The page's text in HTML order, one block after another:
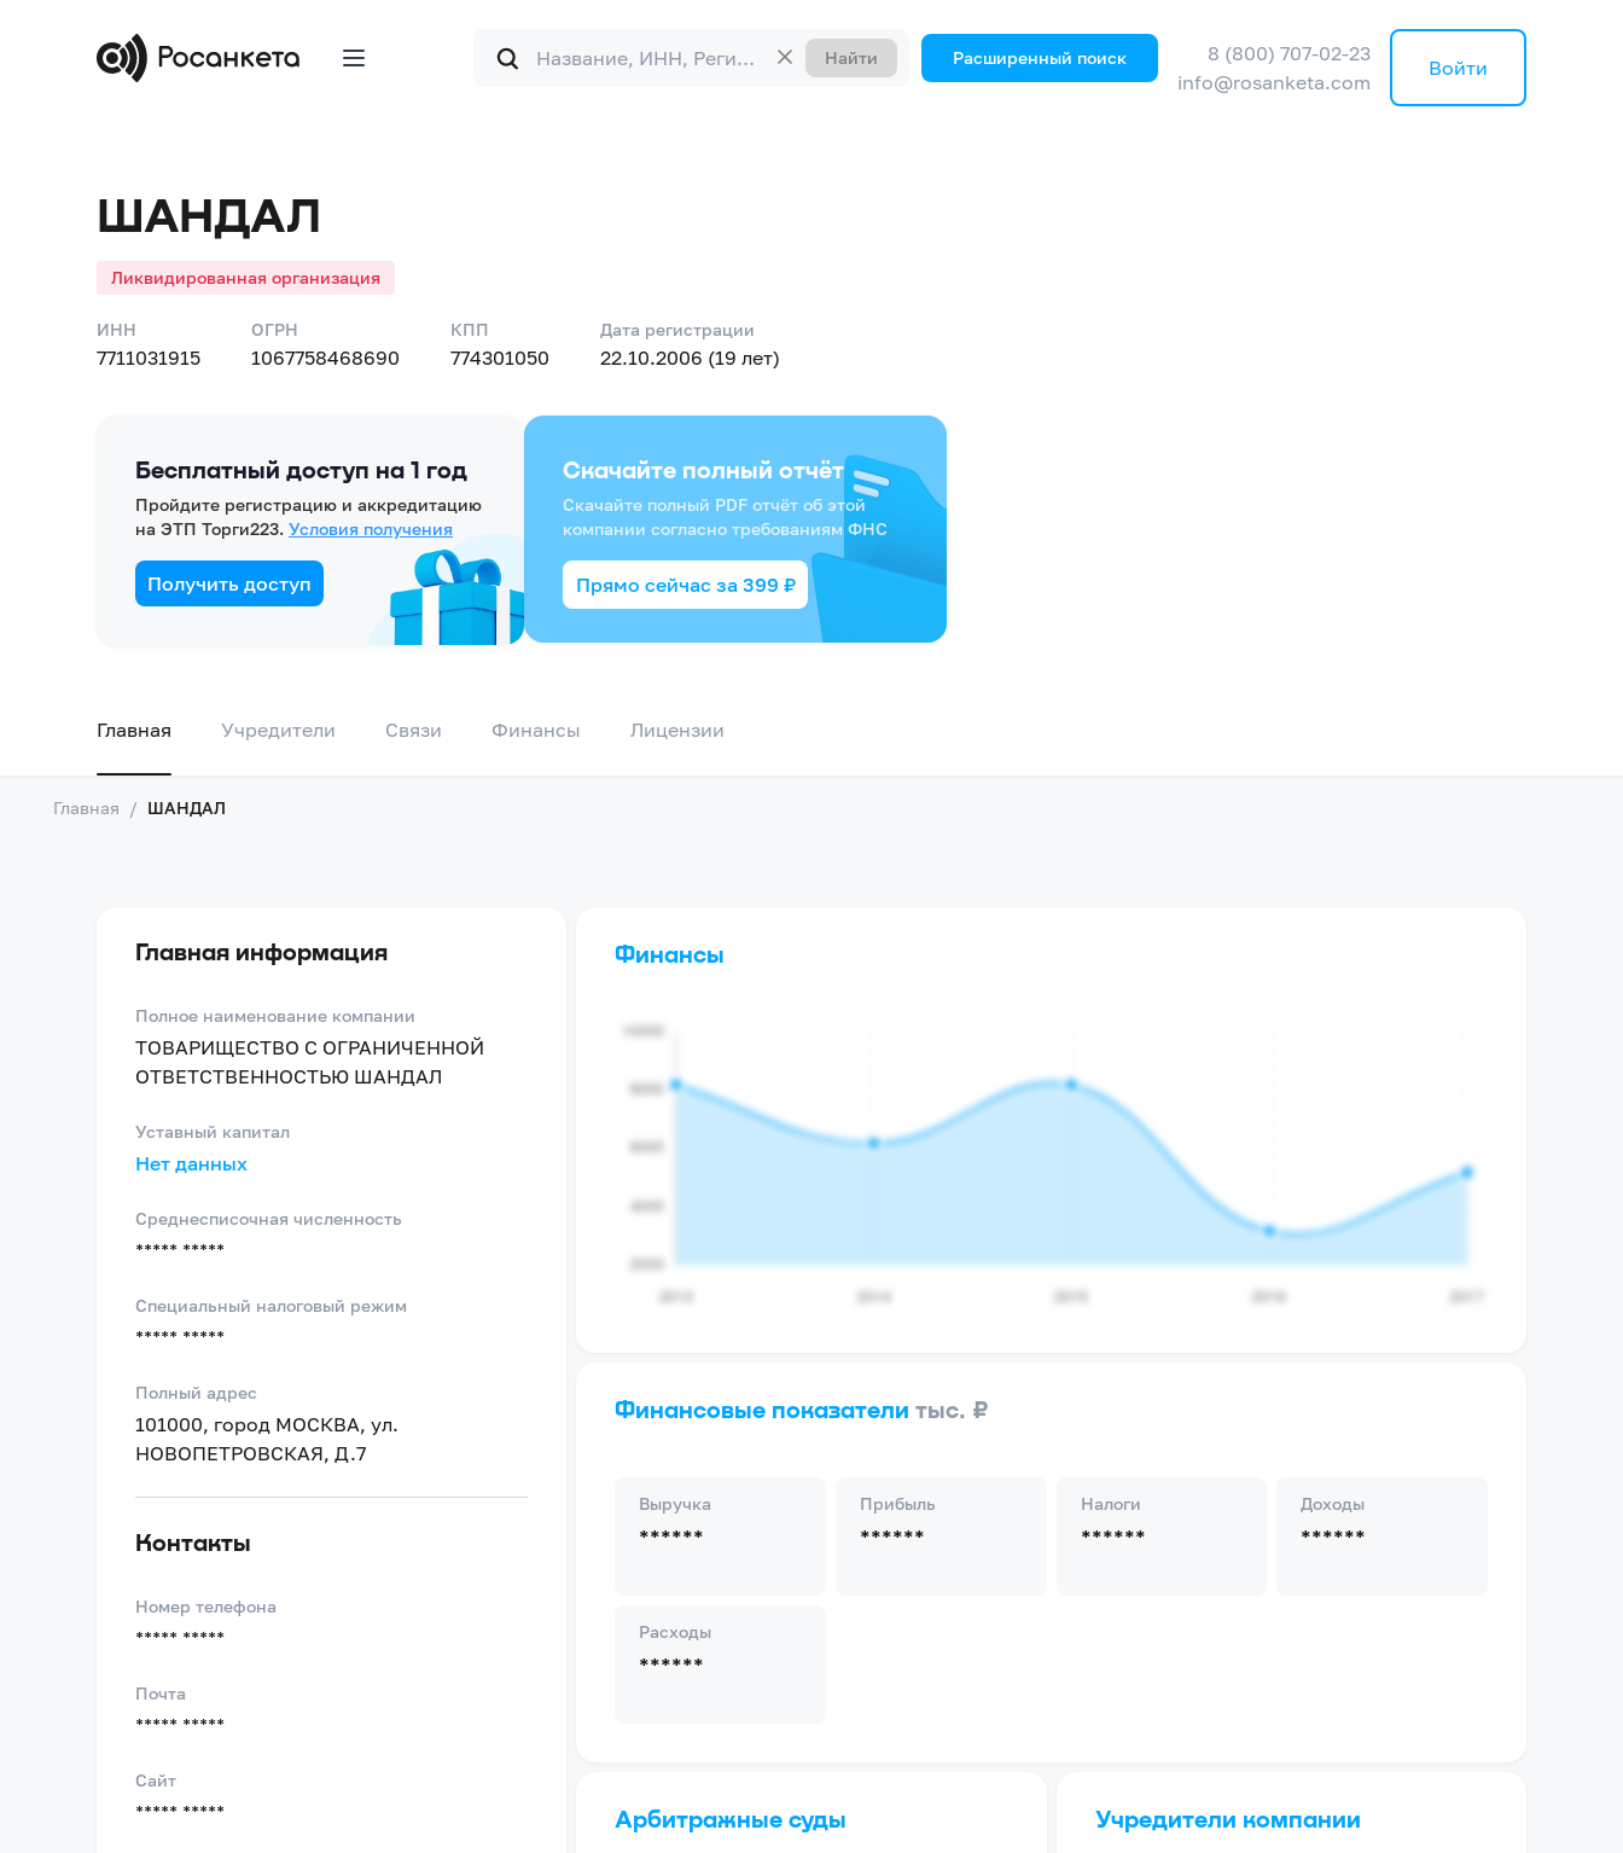
Форма
поиска
Найти Расширенный поиск
8 (800) 707-02-23
info@rosanketa.com
Войти
ШАНДАЛ
Ликвидированная организация
ИНН
7711031915
ОГРН
1067758468690
КПП
774301050
Дата регистрации
22.10.2006 (19 лет)
Бесплатный доступ на 1 год
Пройдите регистрацию и аккредитацию
на ЭТП Торги223. Условия получения
Получить доступ
Скачайте полный отчёт
Скачайте полный PDF отчёт об этой
компании согласно требованиям ФНС
Прямо сейчас за 399 ₽
Главная Учредители Связи Финансы Лицензии
Главная / ШАНДАЛ
Главная информация
Полное наименование компании
ТОВАРИЩЕСТВО С ОГРАНИЧЕННОЙ
ОТВЕТСТВЕННОСТЬЮ ШАНДАЛ
Уставный капитал
Нет данных
Среднесписочная численность
***** *****
Специальный налоговый режим
***** *****
Полный адрес
101000, город МОСКВА, ул.
НОВОПЕТРОВСКАЯ, Д.7
Контакты
Номер телефона
***** *****
Почта
***** *****
Сайт
***** *****
Финансы
Финансовые показателитыс. ₽
Выручка
******
Прибыль
******
Налоги
******
Доходы
******
Расходы
******
Арбитражные суды Учредители компании